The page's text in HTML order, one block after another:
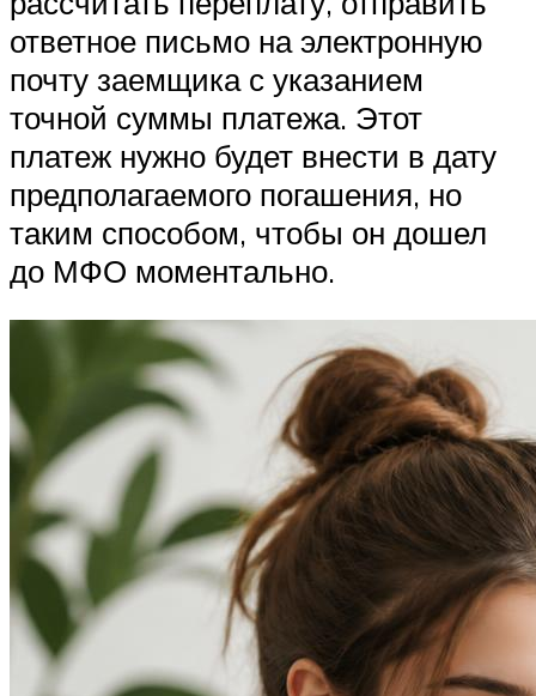
ответное письмо на электронную
почту заемщика с указанием
точной суммы платежа. Этот
платеж нужно будет внести в дату
предполагаемого погашения, но
таким способом, чтобы он дошел
до МФО моментально.